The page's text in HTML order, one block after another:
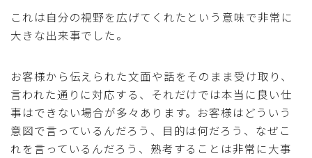
これは自分の視野を広げてくれたという意味で非常に
大きな出来事でした。
お客様から伝えられた文面や話をそのまま受け取り、
言われた通りに対応する、それだけでは本当に良い仕
事はできない場合が多々あります。お客様はどういう
意図で言っているんだろう、目的は何だろう、なぜこ
れを言っているんだろう、熟考することは非常に大事